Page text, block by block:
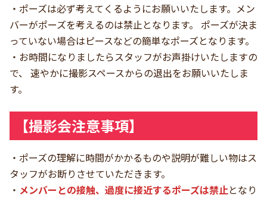
・ポーズは必ず考えてくるようにお願いいたします。メン
バーがポーズを考えるのは禁止となります。 ポーズが決ま
っていない場合はピースなどの簡単なポーズとなります。
・お時間になりましたらスタッフがお声掛けいたしますの
で、 速やかに撮影スペースからの退出をお願いいたしま
す。
【撮影会注意事項】
・ポーズの理解に時間がかかるものや説明が難しい物はス
タッフがお断りさせていただきます。
・ メンバーとの接触、過度に接近するポーズは禁止となり